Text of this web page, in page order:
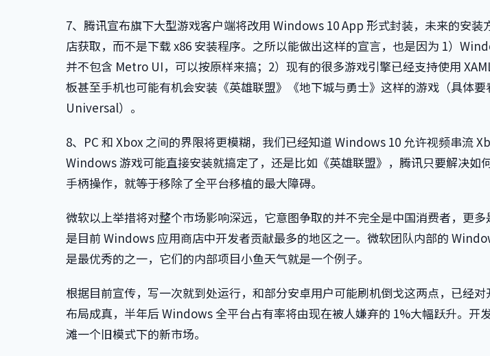
7、腾讯宣布旗下大型游戏客户端将改用 Windows 10 App 形式封装，未来的安
店获取，而不是下载 x86 安装程序。之所以能做出这样的宣言，也是因为 1）
并不包含 Metro UI，可以按原样来搞；2）现有的很多游戏引擎已经支持使用
板甚至手机也可能有机会安装《英雄联盟》《地下城与勇士》这样的游戏（具体
Universal）。
8、PC 和 Xbox 之间的界限将更模糊，我们已经知道 Windows 10 允许视频串流
Windows 游戏可能直接安装就搞定了，还是比如《英雄联盟》，腾讯只要解决如
手柄操作，就等于移除了全平台移植的最大障碍。
微软以上举措将对整个市场影响深远，它意图争取的并不完全是中国消费者，更
是目前 Windows 应用商店中开发者贡献最多的地区之一。微软团队内部的
是最优秀的之一，它们的内部项目小鱼天气就是一个例子。
根据目前宣传，写一次就到处运行，和部分安卓用户可能刷机倒戈这两点，已经
布局成真，半年后 Windows 全平台占有率将由现在被人嫌弃的 1%大幅跃升。开
滩一个旧模式下的新市场。